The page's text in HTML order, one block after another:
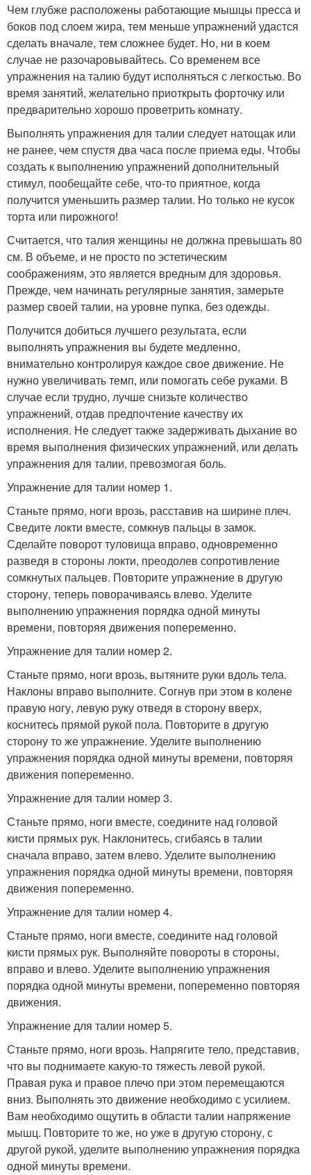
Чем глубже расположены работающие мышцы пресса и
боков под слоем жира, тем меньше упражнений удастся
сделать вначале, тем сложнее будет. Но, ни в коем
случае не разочаровывайтесь. Со временем все
упражнения на талию будут исполняться с легкостью. Во
время занятий, желательно приоткрыть форточку или
предварительно хорошо проветрить комнату.
Выполнять упражнения для талии следует натощак или
не ранее, чем спустя два часа после приема еды. Чтобы
создать к выполнению упражнений дополнительный
стимул, пообещайте себе, что-то приятное, когда
получится уменьшить размер талии. Но только не кусок
торта или пирожного!
Считается, что талия женщины не должна превышать 80
см. В объеме, и не просто по эстетическим
соображениям, это является вредным для здоровья.
Прежде, чем начинать регулярные занятия, замерьте
размер своей талии, на уровне пупка, без одежды.
Получится добиться лучшего результата, если
выполнять упражнения вы будете медленно,
внимательно контролируя каждое свое движение. Не
нужно увеличивать темп, или помогать себе руками. В
случае если трудно, лучше снизьте количество
упражнений, отдав предпочтение качеству их
исполнения. Не следует также задерживать дыхание во
время выполнения физических упражнений, или делать
упражнения для талии, превозмогая боль.
Упражнение для талии номер 1.
Станьте прямо, ноги врозь, расставив на ширине плеч.
Сведите локти вместе, сомкнув пальцы в замок.
Сделайте поворот туловища вправо, одновременно
разведя в стороны локти, преодолев сопротивление
сомкнутых пальцев. Повторите упражнение в другую
сторону, теперь поворачиваясь влево. Уделите
выполнению упражнения порядка одной минуты
времени, повторяя движения попеременно.
Упражнение для талии номер 2.
Станьте прямо, ноги врозь, вытяните руки вдоль тела.
Наклоны вправо выполните. Согнув при этом в колене
правую ногу, левую руку отведя в сторону вверх,
коснитесь прямой рукой пола. Повторите в другую
сторону то же упражнение. Уделите выполнению
упражнения порядка одной минуты времени, повторяя
движения попеременно.
Упражнение для талии номер 3.
Станьте прямо, ноги вместе, соедините над головой
кисти прямых рук. Наклонитесь, сгибаясь в талии
сначала вправо, затем влево. Уделите выполнению
упражнения порядка одной минуты времени, повторяя
движения попеременно.
Упражнение для талии номер 4.
Станьте прямо, ноги вместе, соедините над головой
кисти прямых рук. Выполняйте повороты в стороны,
вправо и влево. Уделите выполнению упражнения
порядка одной минуты времени, попеременно повторяя
движения.
Упражнение для талии номер 5.
Станьте прямо, ноги врозь. Напрягите тело, представив,
что вы поднимаете какую-то тяжесть левой рукой.
Правая рука и правое плечо при этом перемещаются
вниз. Выполнять это движение необходимо с усилием.
Вам необходимо ощутить в области талии напряжение
мышц. Повторите то же, но уже в другую сторону, с
другой рукой, уделите выполнению упражнения порядка
одной минуты времени.